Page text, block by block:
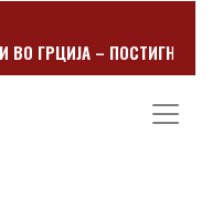
ВО ГРЦИЈА – ПОСТИГНА